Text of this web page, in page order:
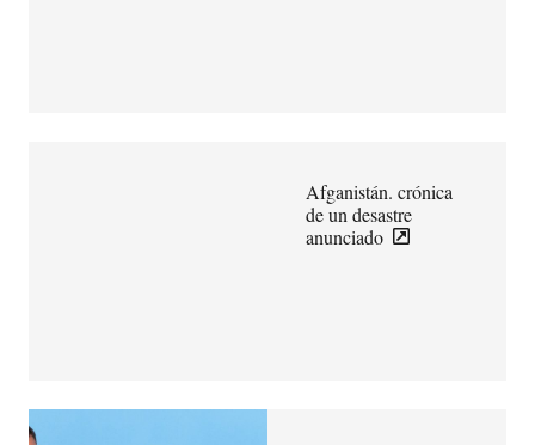
Afganistán. crónica
de un desastre
anunciado